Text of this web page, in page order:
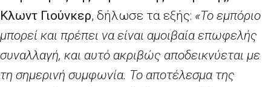
Κλωντ Γιούνκερ, δήλωσε τα εξής: «Το εμπόριο
μπορεί και πρέπει να είναι αμοιβαία επωφελής
συναλλαγή, και αυτό ακριβώς αποδεικνύεται με
τη σημερινή συμφωνία. Το αποτέλεσμα της